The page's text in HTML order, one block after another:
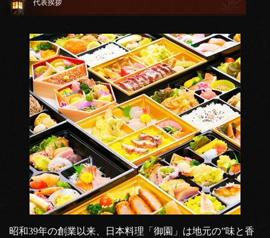
代表挨拶
昭和39年の創業以来、日本料理「御園」は地元の”味と香